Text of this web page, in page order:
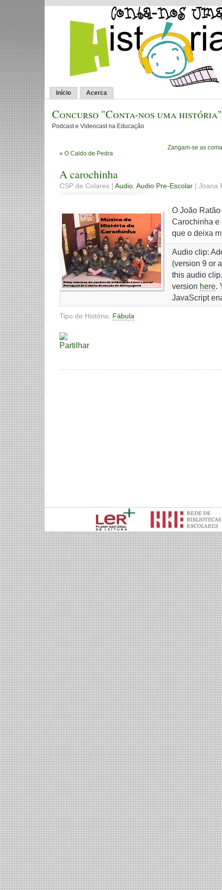
Início Acerca
Concurso "Conta-nos uma história"
Podcast e Videocast na Educação
« O Caldo de Pedra
Zangam-se as
A carochinha
CSP de Colares | Audio, Audio Pre-Escolar | Joana
O João
Carochinha e
que o deixa
Audio clip:
(version 9 or
this audio
version here.
JavaScript
Tipo de História: Fábula